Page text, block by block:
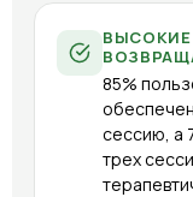
85%
сессию, а
трех